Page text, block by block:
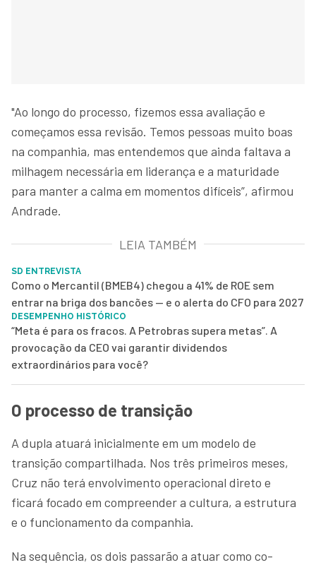
"Ao longo do processo, fizemos essa avaliação e
começamos essa revisão. Temos pessoas muito boas
na companhia, mas entendemos que ainda faltava a
milhagem necessária em liderança e a maturidade
para manter a calma em momentos difíceis”, afirmou
Andrade.
LEIA TAMBÉM
SD ENTREVISTA
Como o Mercantil (BMEB4) chegou a 41% de ROE sem
entrar na briga dos bancões — e o alerta do CFO para 2027
DESEMPENHO HISTÓRICO
“Meta é para os fracos. A Petrobras supera metas”. A
provocação da CEO vai garantir dividendos
extraordinários para você?
O processo de transição
A dupla atuará inicialmente em um modelo de
transição compartilhada. Nos três primeiros meses,
Cruz não terá envolvimento operacional direto e
ficará focado em compreender a cultura, a estrutura
e o funcionamento da companhia.
Na sequência, os dois passarão a atuar como co-